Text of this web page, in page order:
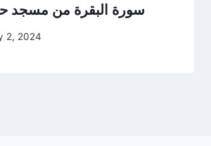
سورة البقرة من
2, 2024